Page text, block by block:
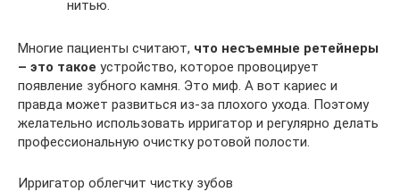
нитью.
Многие пациенты считают, что несъемные ретейнеры
– это такое устройство, которое провоцирует
появление зубного камня. Это миф. А вот кариес и
правда может развиться из-за плохого ухода. Поэтому
желательно использовать ирригатор и регулярно делать
профессиональную очистку ротовой полости.
Ирригатор облегчит чистку зубов